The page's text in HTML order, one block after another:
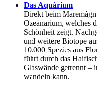
Das Aquàrium
Direkt beim
Ozeanarium, welches
Schönheit zeigt.
und weitere Biotope
10.000 Spezies aus
führt durch das
Glaswände getrennt –
wandeln kann.